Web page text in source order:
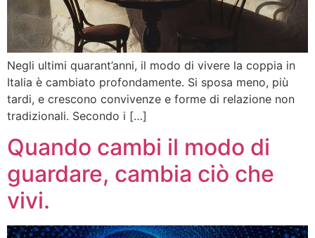
Negli ultimi quarant’anni, il modo di vivere la coppia in
Italia è cambiato profondamente. Si sposa meno, più
tardi, e crescono convivenze e forme di relazione non
tradizionali. Secondo i […]
Quando cambi il modo di
guardare, cambia ciò che
vivi.